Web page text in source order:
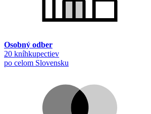
Osobný odber
20 kníhkupectiev
po celom Slovensku